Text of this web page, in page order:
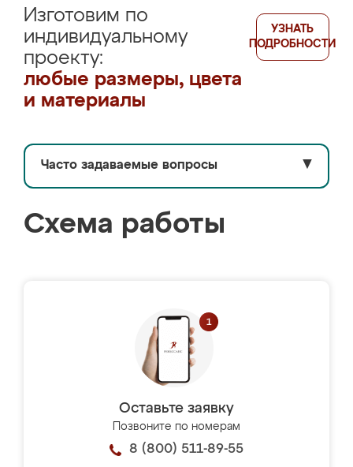
Изготовим по
индивидуальному
проекту:
любые размеры, цвета
и материалы
УЗНАТЬ
ПОДРОБНОСТИ
Часто задаваемые вопросы ▼
Схема работы
Оставьте заявку
Позвоните по номерам
8 (800) 511-89-55